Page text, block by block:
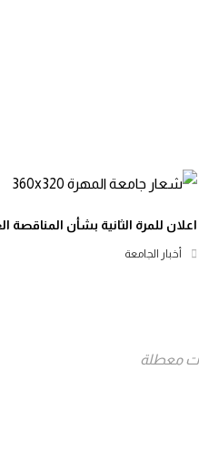
اعلان للمرة الثانية بشأن المناقصة العامة رقم
أخبار الجامعة
معطلة